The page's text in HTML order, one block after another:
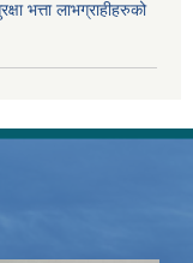
भत्ता लाभग्राहीहरुको